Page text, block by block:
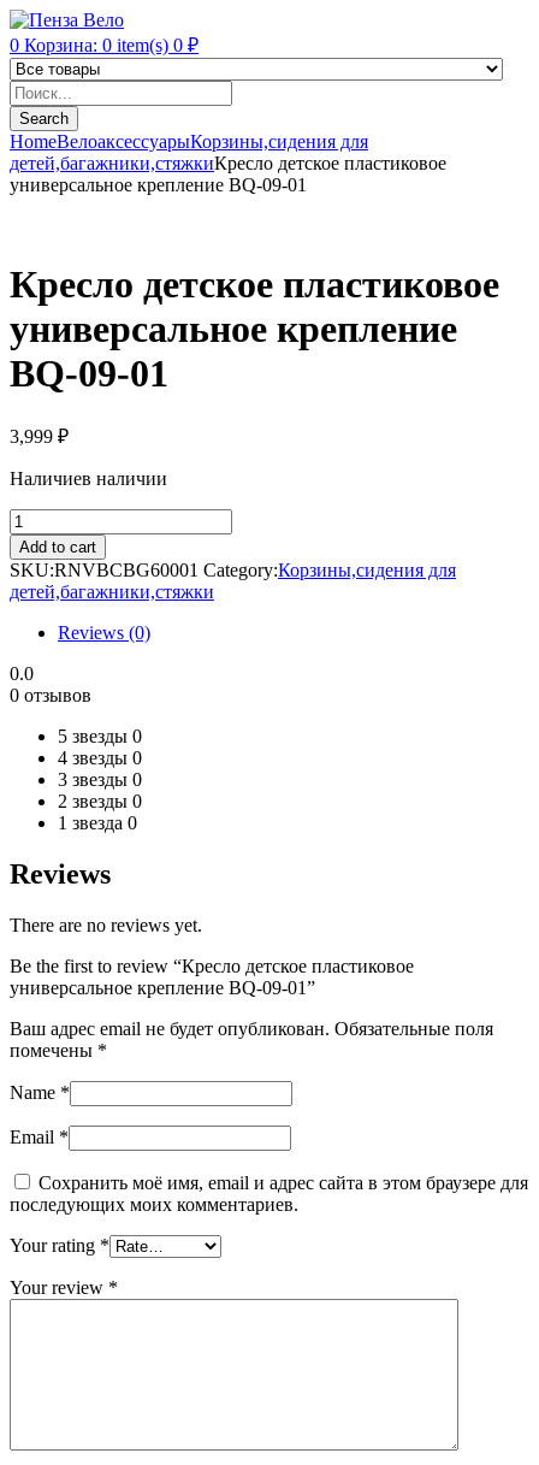
0 Корзина: 0 item(s) 0 ₽
Products
search
Search
HomeВелоаксессуарыКорзины,сидения для
детей,багажники,стяжкиКресло детское пластиковое
универсальное крепление BQ-09-01
Кресло детское пластиковое
универсальное крепление
BQ-09-01
3,999 ₽
Наличиев наличии
Кресло
детское
пластиковое
универсальное
крепление
BQ-
01
quantity
Add to cart
SKU:RNVBCBG60001 Category:Корзины,сидения для
детей,багажники,стяжки
Reviews (0)
0.0
0 отзывов
5 звезды 0
4 звезды 0
3 звезды 0
2 звезды 0
1 звезда 0
Reviews
There are no reviews yet.
Be the first to review “Кресло детское пластиковое
универсальное крепление BQ-09-01”
Ваш адрес email не будет опубликован. Обязательные поля
помечены *
Name *
Email *
Сохранить моё имя, email и адрес сайта в этом браузере для
последующих моих комментариев.
Your rating *
Your review *